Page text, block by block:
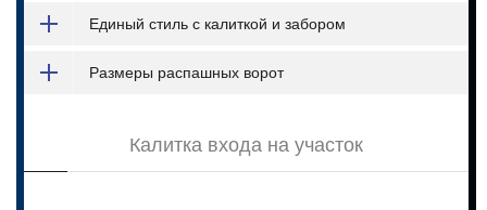
Единый стиль с калиткой и забором
Размеры распашных ворот
Калитка входа на участок